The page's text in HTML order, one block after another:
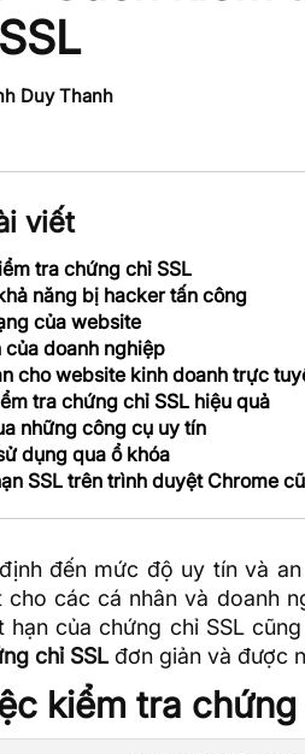
Duy Thanh
viết
tra chứng chỉ SSL
năng bị hacker tấn công
của website
doanh nghiệp
cho website kinh doanh trực
tra chứng chỉ SSL hiệu quả
những công cụ uy tín
dụng qua ổ khóa
SSL trên trình duyệt Chrome
đến mức độ uy tín và
các cá nhân và doanh
của chứng chỉ SSL
chỉ SSL đơn giản và được
kiểm tra chứng